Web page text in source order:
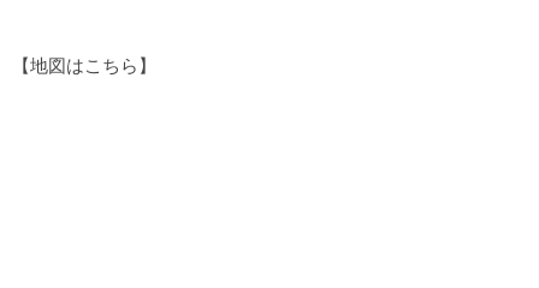
【地図はこちら】